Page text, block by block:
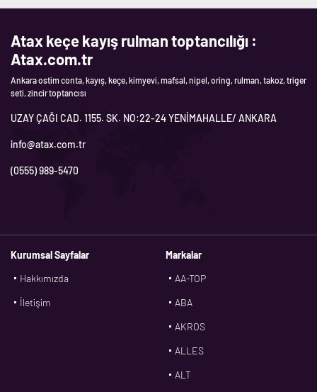
Atax keçe kayış rulman toptancılığı :
Atax.com.tr
Ankara ostim conta, kayış, keçe, kimyevi, mafsal, nipel, oring, rulman, takoz, triger
seti, zincir toptancısı
UZAY ÇAĞI CAD. 1155. SK. NO:22-24 YENİMAHALLE/ ANKARA
info@atax.com.tr
(0555) 989-5470
Kurumsal Sayfalar
Hakkımızda
İletişim
Markalar
AA-TOP
ABA
AKROS
ALLES
ALT